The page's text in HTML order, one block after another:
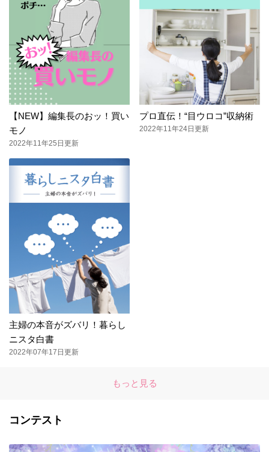
【NEW】編集長のおッ！買い
モノ
2022年11年25日更新
プロ直伝！“目ウロコ”収納術
2022年11年24日更新
主婦の本音がズバリ！暮らし
ニスタ白書
2022年07年17日更新
もっと見る
コンテスト